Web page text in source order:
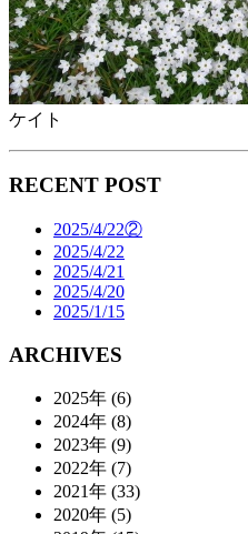
ケイト
RECENT POST
2025/4/22②
2025/4/22
2025/4/21
2025/4/20
2025/1/15
ARCHIVES
2025年 (6)
2024年 (8)
2023年 (9)
2022年 (7)
2021年 (33)
2020年 (5)